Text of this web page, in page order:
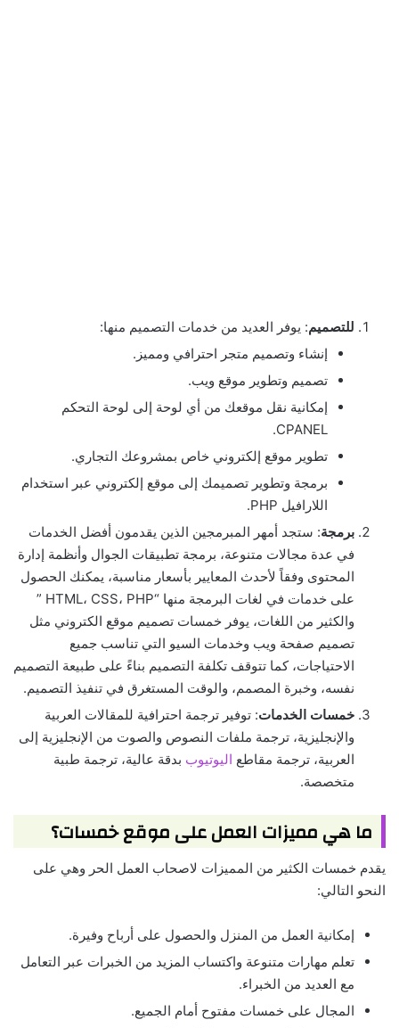
للتصميم: يوفر العديد من خدمات التصميم منها:
إنشاء وتصميم متجر احترافي ومميز.
تصميم وتطوير موقع ويب.
إمكانية نقل موقعك من أي لوحة إلى لوحة التحكم
CPANEL.
تطوير موقع إلكتروني خاص بمشروعك التجاري.
برمجة وتطوير تصميمك إلى موقع إلكتروني عبر استخدام
اللارافيل PHP.
برمجة: ستجد أمهر المبرمجين الذين يقدمون أفضل الخدمات
في عدة مجالات متنوعة، برمجة تطبيقات الجوال وأنظمة إدارة
المحتوى وفقاً لأحدث المعايير بأسعار مناسبة، يمكنك الحصول
على خدمات في لغات البرمجة منها “HTML، CSS، PHP ”
والكثير من اللغات، يوفر خمسات تصميم موقع الكتروني مثل
تصميم صفحة ويب وخدمات السيو التي تناسب جميع
الاحتياجات، كما تتوقف تكلفة التصميم بناءً على طبيعة التصميم
نفسه، وخبرة المصمم، والوقت المستغرق في تنفيذ التصميم.
خمسات الخدمات: توفير ترجمة احترافية للمقالات العربية
والإنجليزية، ترجمة ملفات النصوص والصوت من الإنجليزية إلى
العربية، ترجمة مقاطع اليوتيوب بدقة عالية، ترجمة طبية
متخصصة.
ما هي مميزات العمل على موقع خمسات؟
يقدم خمسات الكثير من المميزات لاصحاب العمل الحر وهي على
النحو التالي:
إمكانية العمل من المنزل والحصول على أرباح وفيرة.
تعلم مهارات متنوعة واكتساب المزيد من الخبرات عبر التعامل
مع العديد من الخبراء.
المجال على خمسات مفتوح أمام الجميع.